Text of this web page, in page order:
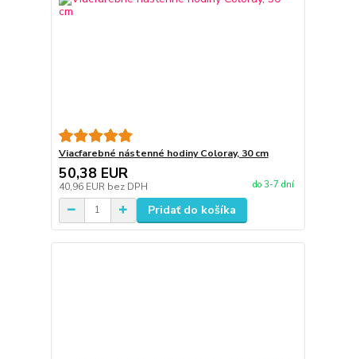
Viacfarebné nástenné hodiny Coloray, 30 cm
50,38 EUR
40,96 EUR bez DPH do 3-7 dní
Pridať do košíka